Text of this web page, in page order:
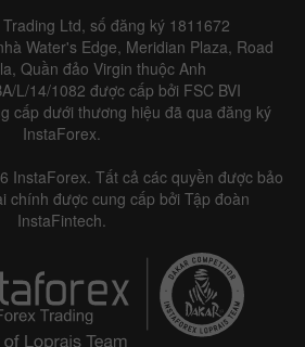
Actual Forecast
Data not found
Ltd, số đăng ký 1811672
Water's Edge, Meridian Plaza, Road
Quần đảo Virgin thuộc Anh
L/14/1082 được cấp bởi FSC BVI
cấp dưới thương hiệu đã qua đăng ký
InstaForex.
InstaForex. Tất cả các quyền được bảo
chính được cung cấp bởi Tập đoàn
InstaFintech.